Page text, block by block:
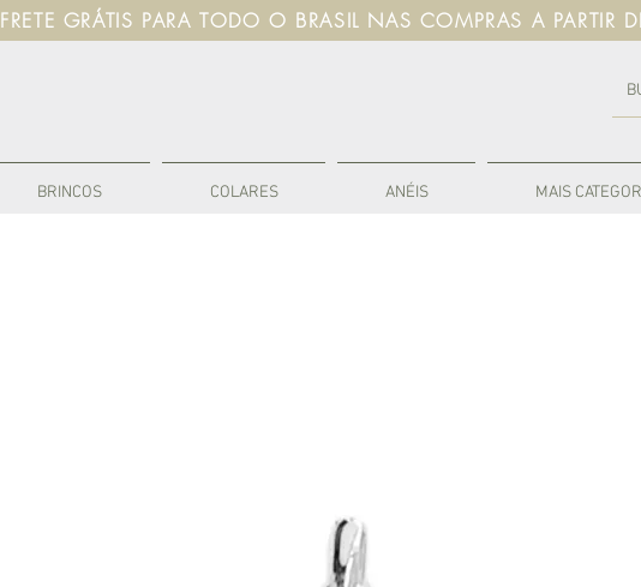
FRETE GRÁTIS PARA TODO O BRASIL NAS COMPRAS A PARTIR
BRINCOS COLARES ANÉIS MAIS